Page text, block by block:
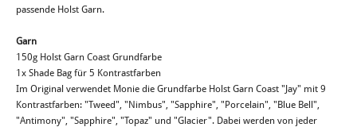
passende Holst Garn.
Garn
150g Holst Garn Coast Grundfarbe
1x Shade Bag für 5 Kontrastfarben
Im Original verwendet Monie die Grundfarbe Holst Garn Coast "Jay" mit 9
Kontrastfarben: "Tweed", "Nimbus", "Sapphire", "Porcelain", "Blue Bell",
"Antimony", "Sapphire", "Topaz" und "Glacier". Dabei werden von jeder